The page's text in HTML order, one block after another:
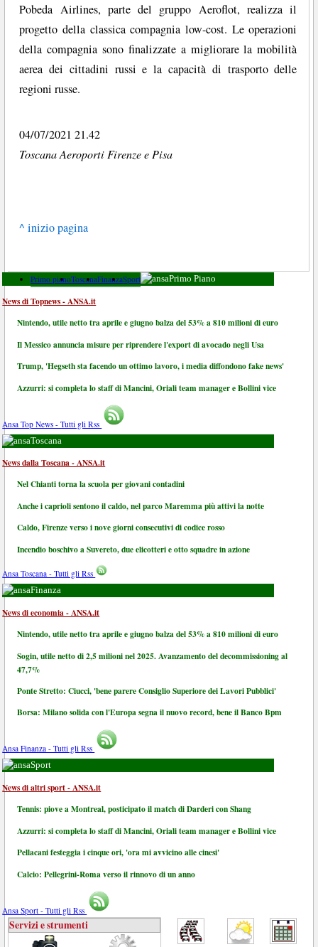
Pobeda Airlines, parte del gruppo Aeroflot, realizza il
progetto della classica compagnia low-cost. Le operazioni
della compagnia sono finalizzate a migliorare la mobilità
aerea dei cittadini russi e la capacità di trasporto delle
regioni russe.
04/07/2021 21.42
Toscana Aeroporti Firenze e Pisa
^ inizio pagina
Primo pianoToscanaFinanzaSport Primo Piano
News di Topnews - ANSA.it
Nintendo, utile netto tra aprile e giugno balza del 53% a 810 milioni di euro
Il Messico annuncia misure per riprendere l'export di avocado negli Usa
Trump, 'Hegseth sta facendo un ottimo lavoro, i media diffondono fake news'
Azzurri: si completa lo staff di Mancini, Oriali team manager e Bollini vice
Ansa Top News - Tutti gli Rss
Toscana
News dalla Toscana - ANSA.it
Nel Chianti torna la scuola per giovani contadini
Anche i caprioli sentono il caldo, nel parco Maremma più attivi la notte
Caldo, Firenze verso i nove giorni consecutivi di codice rosso
Incendio boschivo a Suvereto, due elicotteri e otto squadre in azione
Ansa Toscana - Tutti gli Rss
Finanza
News di economia - ANSA.it
Nintendo, utile netto tra aprile e giugno balza del 53% a 810 milioni di euro
Sogin, utile netto di 2,5 milioni nel 2025. Avanzamento del decommissioning al
47,7%
Ponte Stretto: Ciucci, 'bene parere Consiglio Superiore dei Lavori Pubblici'
Borsa: Milano solida con l'Europa segna il nuovo record, bene il Banco Bpm
Ansa Finanza - Tutti gli Rss
Sport
News di altri sport - ANSA.it
Tennis: piove a Montreal, posticipato il match di Darderi con Shang
Azzurri: si completa lo staff di Mancini, Oriali team manager e Bollini vice
Pellacani festeggia i cinque ori, 'ora mi avvicino alle cinesi'
Calcio: Pellegrini-Roma verso il rinnovo di un anno
Ansa Sport - Tutti gli Rss
Servizi e strumenti